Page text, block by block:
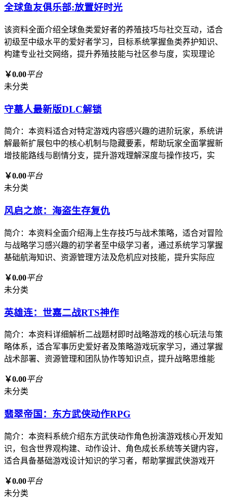
全球鱼友俱乐部:放置好时光
该资料全面介绍全球鱼类爱好者的养殖技巧与社交互动，适合
初级至中级水平的爱好者学习，目标系统掌握鱼类养护知识、
构建专业社交网络，提升养殖技能与社区参与度，实现理论
￥0.00平台
未分类
守墓人最新版DLC解锁
简介：本资料适合对特定游戏内容感兴趣的进阶玩家，系统讲
解最新扩展包中的核心机制与隐藏要素，帮助玩家全面掌握新
增技能路线与剧情分支，提升游戏理解深度与操作技巧，实
￥0.00平台
未分类
风启之旅：海盗生存复仇
简介：本资料全面介绍海上生存技巧与战术策略，适合对冒险
与战略学习感兴趣的初学者至中级学习者，通过系统学习掌握
基础航海知识、资源管理方法及危机应对技能，提升实际应
￥0.00平台
未分类
英雄连：世嘉二战RTS神作
简介：本资料详细解析二战题材即时战略游戏的核心玩法与策
略体系，适合军事历史爱好者及策略游戏玩家学习，通过掌握
战术部署、资源管理和团队协作等知识点，提升战略思维能
￥0.00平台
未分类
翡翠帝国：东方武侠动作RPG
简介：本资料系统介绍东方武侠动作角色扮演游戏核心开发知
识，包含世界观构建、动作设计、角色成长系统等关键内容，
适合具备基础游戏设计知识的学习者，帮助掌握武侠游戏开
￥0.00平台
未分类